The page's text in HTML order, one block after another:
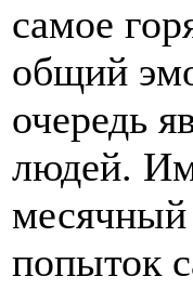
самое
общий
очередь
людей.
месячный
попыток